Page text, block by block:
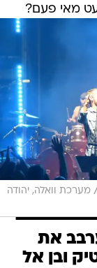
מאי פעם?
/ מערכת וואלה, יהודה
את
ובן אל